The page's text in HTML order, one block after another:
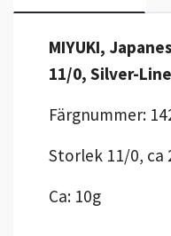
MIYUKI,
11/0, Silver-
Färgnummer:
Storlek 11/0, ca
Ca: 10g